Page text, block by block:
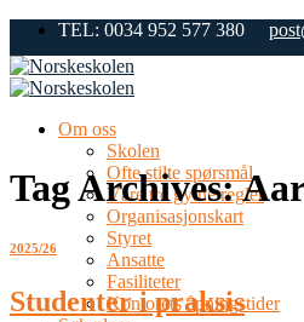
Skip
content
TEL: 0034 952 577 380
Om oss
Skolen
Ofte stilte spørsmål
Våre tre gylne regler
Organisasjonskart
Styret
Ansatte
Fasiliteter
Kontorets åpningstider
Tag Archives:
2025/26
Studenter i praksis